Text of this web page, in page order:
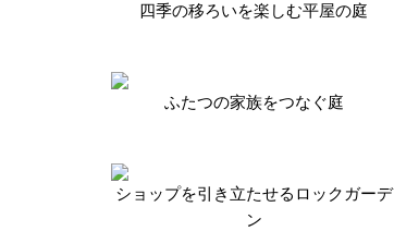
四季の移ろいを楽しむ平屋の庭
ふたつの家族をつなぐ庭
ショップを引き立たせるロックガーデ
ン